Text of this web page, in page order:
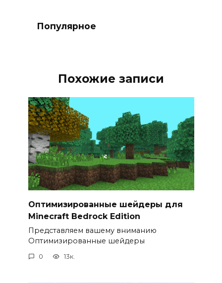
Популярное
Похожие записи
Оптимизированные шейдеры для
Minecraft Bedrock Edition
Представляем вашему вниманию
Оптимизированные шейдеры
0 13к.